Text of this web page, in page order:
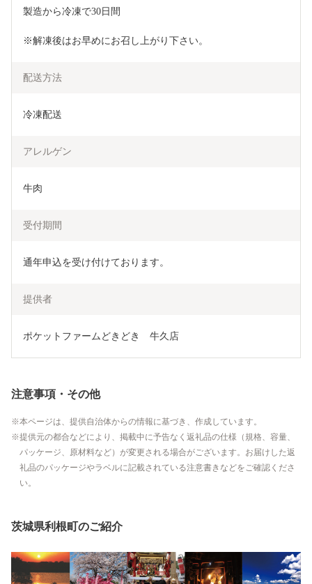
製造から冷凍で30日間
※解凍後はお早めにお召し上がり下さい。
配送方法
冷凍配送
アレルゲン
牛肉
受付期間
通年申込を受け付けております。
提供者
ポケットファームどきどき　牛久店
注意事項・その他
本ページは、提供自治体からの情報に基づき、作成しています。
提供元の都合などにより、掲載中に予告なく返礼品の仕様（規格、容量、
パッケージ、原材料など）が変更される場合がございます。お届けした返
礼品のパッケージやラベルに記載されている注意書きなどをご確認くださ
い。
茨城県利根町のご紹介